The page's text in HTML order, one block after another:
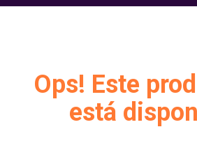
Ops! Este
está